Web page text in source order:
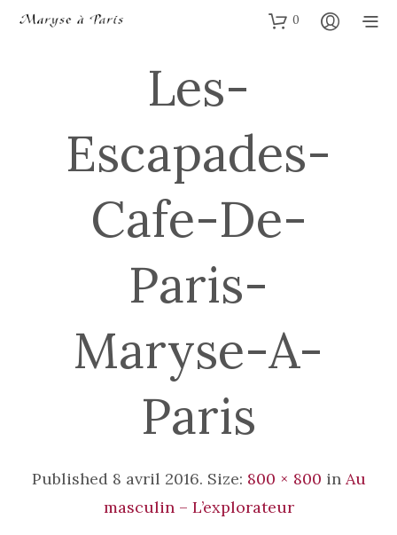
0
Les-
Escapades-
Cafe-De-
Paris-
Maryse-A-
Paris
Published 8 avril 2016. Size: 800 × 800 in Au
masculin – L’explorateur